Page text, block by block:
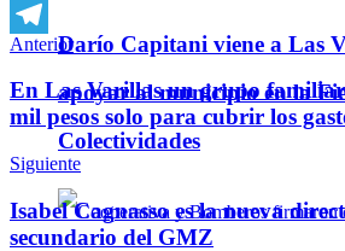
Darío Capitani viene a Las
apoyar al municipio en la
Colectividades
WhatsApp
Telegram
Anterior
En Las Varillas un grupo
mil pesos solo para cubrir los
Siguiente
Isabel Cagnasso es la nueva
secundario del GMZ